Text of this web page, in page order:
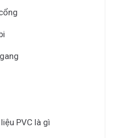
PVC là gì